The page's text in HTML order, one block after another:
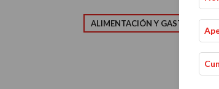
ALIMENTACIÓN Y GASTRONOMÍA